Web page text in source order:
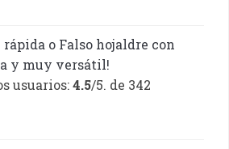
o Falso hojaldre con
y muy versátil!
usuarios:4.5/5. de 342